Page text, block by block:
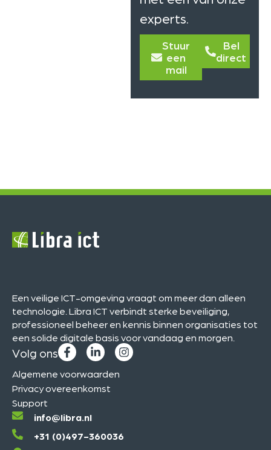
experts.
Stuur
een
mail
Bel
direct
Een veilige ICT-omgeving vraagt om meer dan alleen
technologie. Libra ICT verbindt sterke beveiliging,
professioneel beheer en kennis binnen organisaties tot
een solide digitale basis voor vandaag en morgen.
Volg ons
Algemene voorwaarden
Privacy overeenkomst
Support
info@libra.nl
+31 (0)497-360036